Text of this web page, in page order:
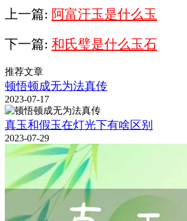
上一篇: 阿富汗玉是什么玉
下一篇: 和氏璧是什么玉石
推荐文章
顿悟顿成无为法真传
2023-07-17
真玉和假玉在灯光下有啥区别
2023-07-29